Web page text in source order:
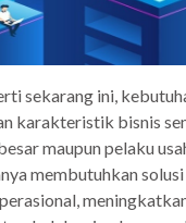
sekarang ini,
karakteristik bisnis
maupun pelaku
membutuhkan